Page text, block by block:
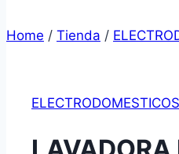
Home / Tienda /
ELECTRODOMESTICOS